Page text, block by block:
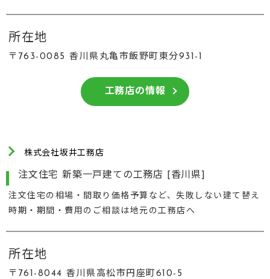
所在地
〒763-0085 香川県丸亀市飯野町東分931-1
工務店の情報
株式会社坂井工務店
注文住宅 新築一戸建ての工務店 [香川県]
注文住宅の相場・間取り価格予算など、失敗しない建て替え
時期・期間・費用のご相談は地元の工務店へ
所在地
〒761-8044 香川県高松市円座町610-5